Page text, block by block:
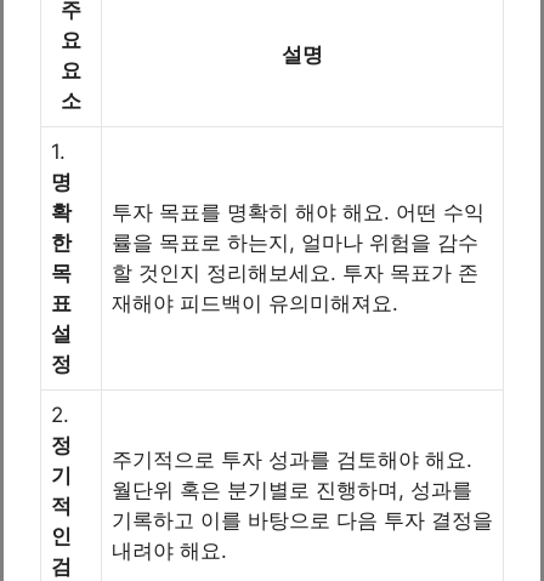
주
요
요
소
설명
1.
명
확
한
목
표
설
정
투자 목표를 명확히 해야 해요. 어떤 수익
률을 목표로 하는지, 얼마나 위험을 감수
할 것인지 정리해보세요. 투자 목표가 존
재해야 피드백이 유의미해져요.
2.
정
기
적
인
검
주기적으로 투자 성과를 검토해야 해요.
월단위 혹은 분기별로 진행하며, 성과를
기록하고 이를 바탕으로 다음 투자 결정을
내려야 해요.